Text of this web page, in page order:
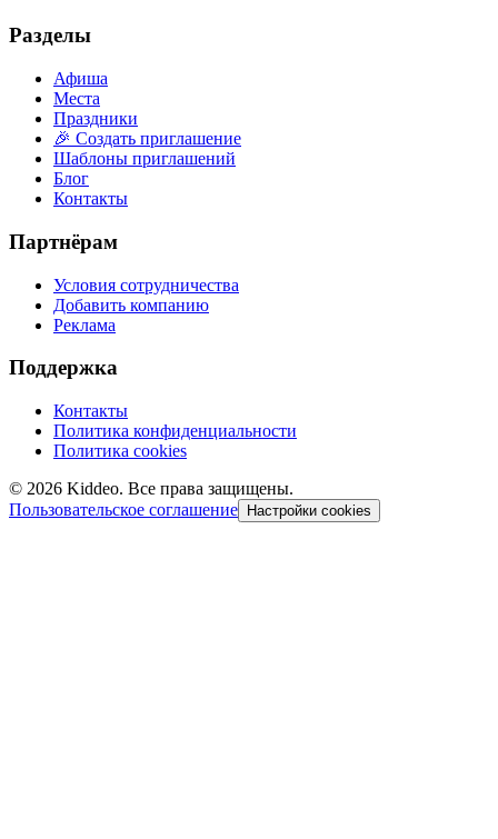
Разделы
Афиша
Места
Праздники
🎉 Создать приглашение
Шаблоны приглашений
Блог
Контакты
Партнёрам
Условия сотрудничества
Добавить компанию
Реклама
Поддержка
Контакты
Политика конфиденциальности
Политика cookies
© 2026 Kiddeo. Все права защищены.
Пользовательское соглашение
Настройки cookies